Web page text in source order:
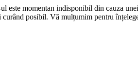
este momentan indisponibil din cauza
curând posibil. Vă mulțumim pentru